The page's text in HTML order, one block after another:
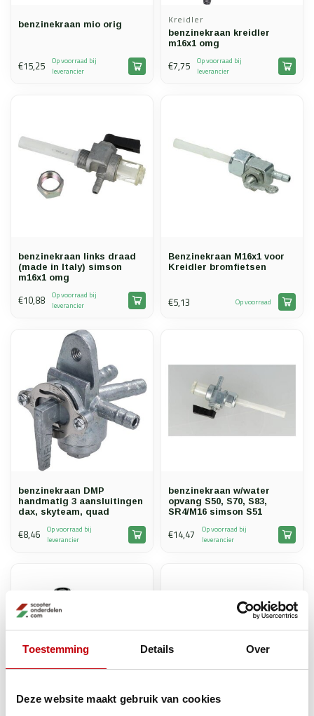
Toestemming Details Over
Deze website maakt gebruik van cookies
benzinekraan mio orig
€15,25
Op voorraad bij
leverancier
Kreidler
benzinekraan kreidler
m16x1 omg
€7,75
Op voorraad bij
leverancier
benzinekraan links draad
(made in Italy) simson
m16x1 omg
€10,88
Op voorraad bij
leverancier
Benzinekraan M16x1 voor
Kreidler bromfietsen
€5,13 Op voorraad
benzinekraan DMP
handmatig 3 aansluitingen
dax, skyteam, quad
€8,46
Op voorraad bij
leverancier
benzinekraan w/water
opvang S50, S70, S83,
SR4/M16 simson S51
€14,47
Op voorraad bij
leverancier